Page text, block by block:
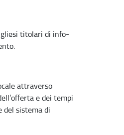
titolari di info-
attraverso
e dei tempi
del sistema di